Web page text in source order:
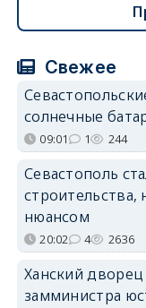
Свежее
солнечные
09:01 1 244
Севастополь
нюансом
20:02 4 2636
Ханский
замминистра